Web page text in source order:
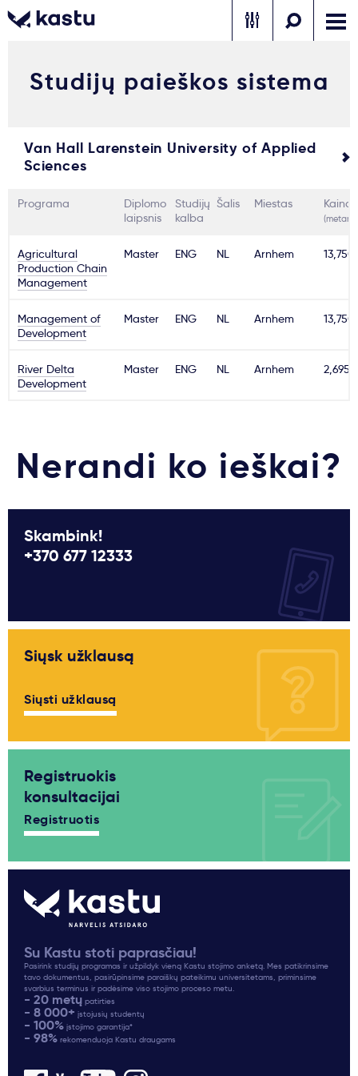
1
Skambink
Nemokamos
Kontaktai
Kur studijuoti?
Kaip įstoti?
Svarbu
Kodėl Kastu?
Naujienos
Studijų paieškos sistema
Van Hall Larenstein University of Applied
Sciences
Programa
Diplomo
laipsnis
Studijų
kalba
Šalis Miestas Kaina
Agricultural
Production Chain
Management
Master ENG NL Arnhem
Management of
Development
Master ENG NL Arnhem
River Delta
Development
Master ENG NL Arnhem 2,695€
Nerandi ko ieškai?
Skambink!
+370 677 12333
Siųsk užklausą
Siųsti užklausą
Registruokis
konsultacijai
Registruotis
Su Kastu stoti paprasčiau!
Pasirink studijų programas ir užpildyk vieną Kastu stojimo anketą. Mes patikrinsime
tavo dokumentus, pasirūpinsime paraiškų pateikimu universitetams, priminsime
svarbius terminus ir padėsime viso stojimo proceso metu.
- 20 metų patirties
- 8 000+ įstojusių studentų
- 100% įstojimo garantija*
- 98% rekomenduoja Kastu draugams